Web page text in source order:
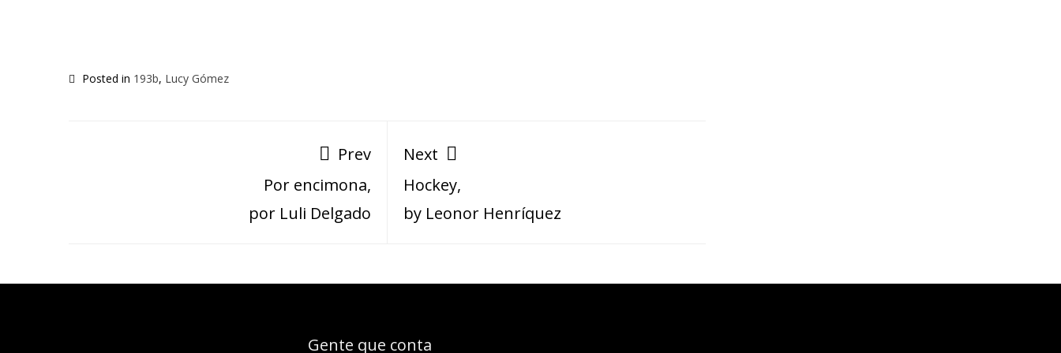
Posted in 193b, Lucy Gómez
Prev
Por encimona,
por Luli Delgado
Next
Hockey,
by Leonor Henríquez
Gente que conta